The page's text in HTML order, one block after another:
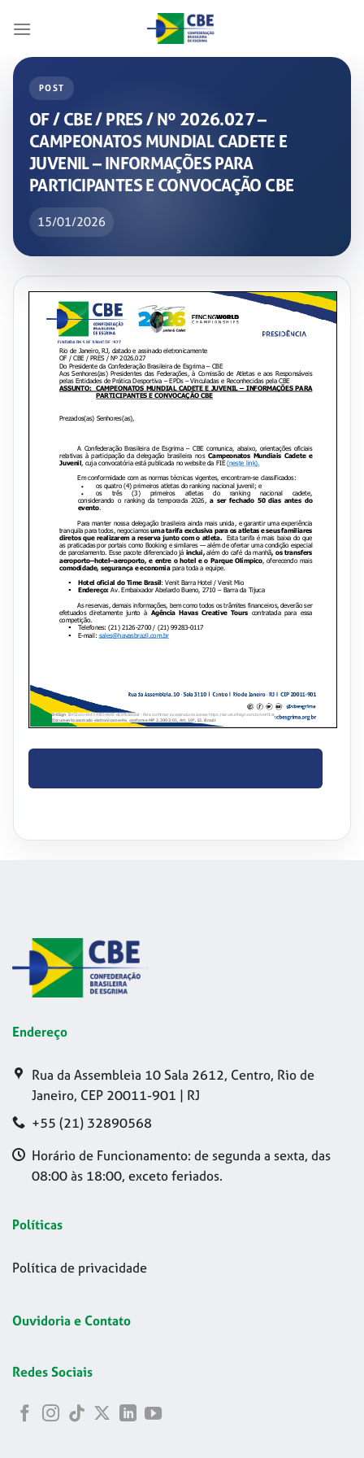
POST
OF / CBE / PRES / Nº 2026.027 –
CAMPEONATOS MUNDIAL CADETE E
JUVENIL – INFORMAÇÕES PARA
PARTICIPANTES E CONVOCAÇÃO CBE
15/01/2026
Endereço
Rua da Assembleia 10 Sala 2612, Centro, Rio de
Janeiro, CEP 20011-901 | RJ
+55 (21) 32890568
Horário de Funcionamento: de segunda a sexta, das
08:00 às 18:00, exceto feriados.
Políticas
Política de privacidade
Ouvidoria e Contato
Redes Sociais